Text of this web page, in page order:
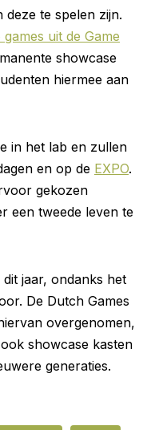
deze te spelen zijn.
games uit de Game
showcase
hiermee aan
in het lab en zullen
en op de EXPO.
gekozen
een tweede leven te
jaar, ondanks het
De Dutch Games
overgenomen,
showcase kasten
generaties.